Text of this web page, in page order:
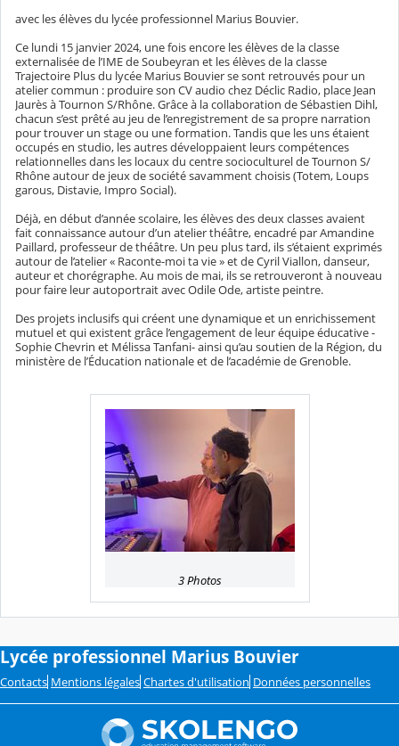
avec les élèves du lycée professionnel Marius Bouvier.
Ce lundi 15 janvier 2024, une fois encore les élèves de la classe
externalisée de l’IME de Soubeyran et les élèves de la classe
Trajectoire Plus du lycée Marius Bouvier se sont retrouvés pour un
atelier commun : produire son CV audio chez Déclic Radio, place Jean
Jaurès à Tournon S/Rhône. Grâce à la collaboration de Sébastien Dihl,
chacun s’est prêté au jeu de l’enregistrement de sa propre narration
pour trouver un stage ou une formation. Tandis que les uns étaient
occupés en studio, les autres développaient leurs compétences
relationnelles dans les locaux du centre socioculturel de Tournon S/
Rhône autour de jeux de société savamment choisis (Totem, Loups
garous, Distavie, Impro Social).
Déjà, en début d’année scolaire, les élèves des deux classes avaient
fait connaissance autour d’un atelier théâtre, encadré par Amandine
Paillard, professeur de théâtre. Un peu plus tard, ils s’étaient exprimés
autour de l’atelier « Raconte-moi ta vie » et de Cyril Viallon, danseur,
auteur et chorégraphe. Au mois de mai, ils se retrouveront à nouveau
pour faire leur autoportrait avec Odile Ode, artiste peintre.
Des projets inclusifs qui créent une dynamique et un enrichissement
mutuel et qui existent grâce l’engagement de leur équipe éducative -
Sophie Chevrin et Mélissa Tanfani- ainsi qu’au soutien de la Région, du
ministère de l’Éducation nationale et de l’académie de Grenoble.
3 Photos
Lycée professionnel Marius Bouvier
Contacts Mentions légales Chartes d'utilisation Données personnelles